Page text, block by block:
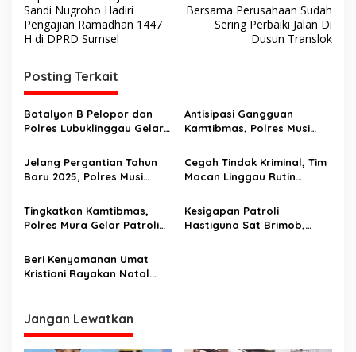
a
v
i
g
a
s
i
p
o
s
Sandi Nugroho Hadiri
Pengajian Ramadhan 1447
H di DPRD Sumsel
Bersama Perusahaan Sudah
Sering Perbaiki Jalan Di
Dusun Translok
Posting Terkait
Batalyon B Pelopor dan
Polres Lubuklinggau Gelar
Antisipasi Gangguan
Keamanan
Antisipasi Gangguan
Kamtibmas, Polres Musi
Tugumulyo dan Kodim 0406
Lubuklinggau Gelar Patroli
Jelang Pergantian Tahun
Baru 2025, Polres Musi
Stakeholders Gelar Patroli
Skala Besar dan Pantau
Cegah Tindak Kriminal, Tim
Macan Linggau Rutin
Tingkatkan Kamtibmas,
Polres Mura Gelar Patroli
Kesigapan Patroli
Hastiguna Sat Brimob,
Beri Kenyamanan Umat
Kristiani Rayakan Natal.
Gereja-Gereja
Jangan Lewatkan